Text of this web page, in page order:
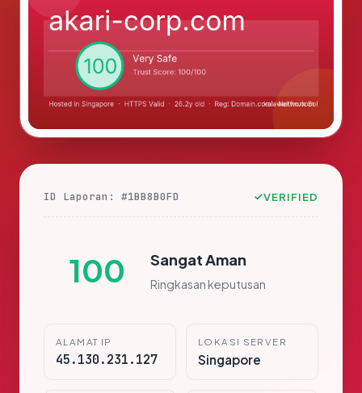
ID Laporan: #1BB8B0FD VERIFIED
100 Sangat Aman
Ringkasan keputusan
ALAMAT IP
45.130.231.127
LOKASI SERVER
Singapore